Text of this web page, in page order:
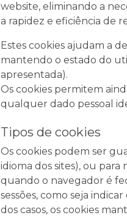
website, eliminando a
a rapidez e eficiência de
Estes cookies ajudam a
mantendo o estado do
apresentada).
Os cookies permitem
qualquer dado pessoal
Tipos de cookies
Os cookies podem ser
idioma dos sites), ou
quando o navegador é
sessões, como seja
dos casos, os cookies